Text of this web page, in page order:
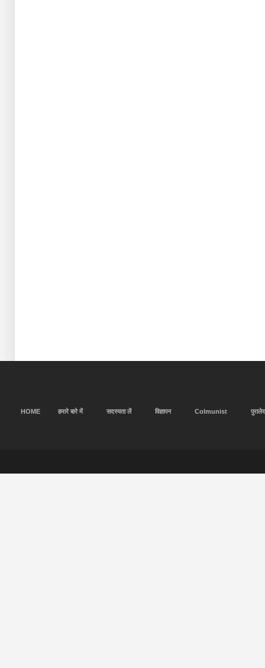
HOME हमारे बारे में सदस्यता लें विज्ञापन Colmunist